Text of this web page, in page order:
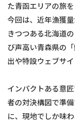
た青函エリアの旅
今回は、近年漁獲
きつつある北海道
び声高い青森県の
出や特設ウェブサ
インパクトある意
者の対決構図で準
に、現地でしか味